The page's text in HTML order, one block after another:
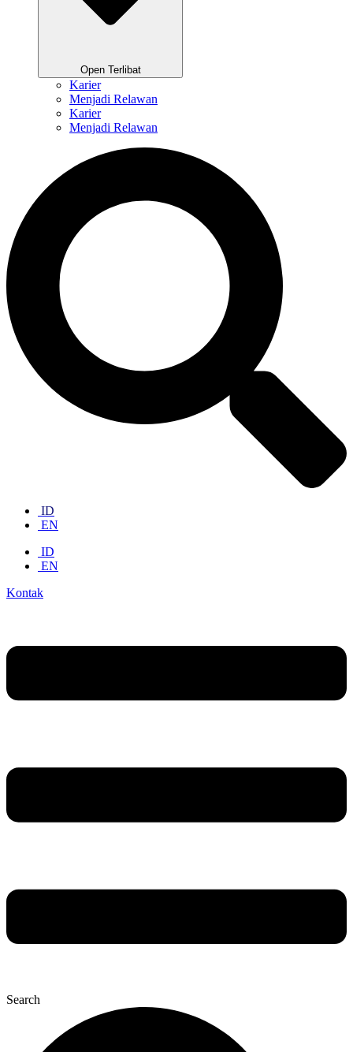
Open Terlibat
Karier
Menjadi Relawan
Karier
Menjadi Relawan
ID
EN
ID
EN
Kontak
Search